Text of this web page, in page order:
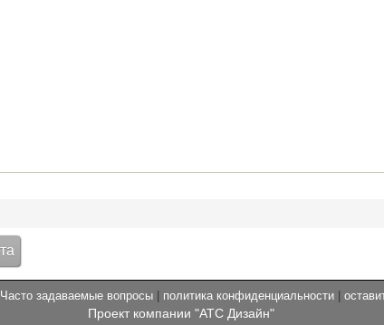
Часто задаваемые вопросы политика конфиденциальности
Проект компании "АТС Дизайн"